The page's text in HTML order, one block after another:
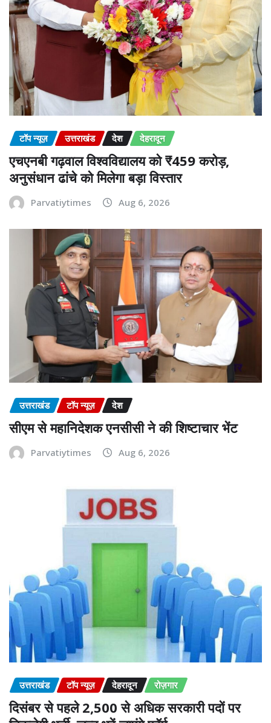
टॉप न्यूज़ उत्तराखंड देश देहरादून
एचएनबी गढ़वाल विश्वविद्यालय को ₹459 करोड़,
अनुसंधान ढांचे को मिलेगा बड़ा विस्तार
Parvatiytimes Aug 6, 2026
उत्तराखंड टॉप न्यूज़ देश
सीएम से महानिदेशक एनसीसी ने की शिष्टाचार भेंट
Parvatiytimes Aug 6, 2026
उत्तराखंड टॉप न्यूज़ देहरादून रोज़गार
दिसंबर से पहले 2,500 से अधिक सरकारी पदों पर